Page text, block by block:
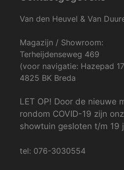
Van den Heuvel & Van
Magazijn / Showroom:
Terheijdenseweg 469
(voor navigatie: Hazepad
4825 BK Breda
LET OP! Door de nieuwe
rondom COVID-19 zijn
showtuin gesloten t/m 19
tel: 076-3030554